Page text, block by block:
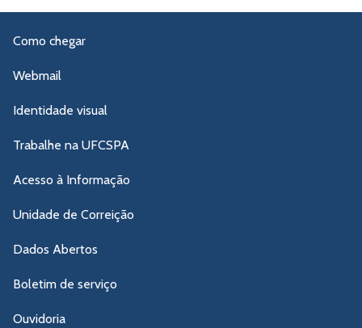
Como chegar
Webmail
Identidade visual
Trabalhe na UFCSPA
Acesso à Informação
Unidade de Correição
Dados Abertos
Boletim de serviço
Ouvidoria